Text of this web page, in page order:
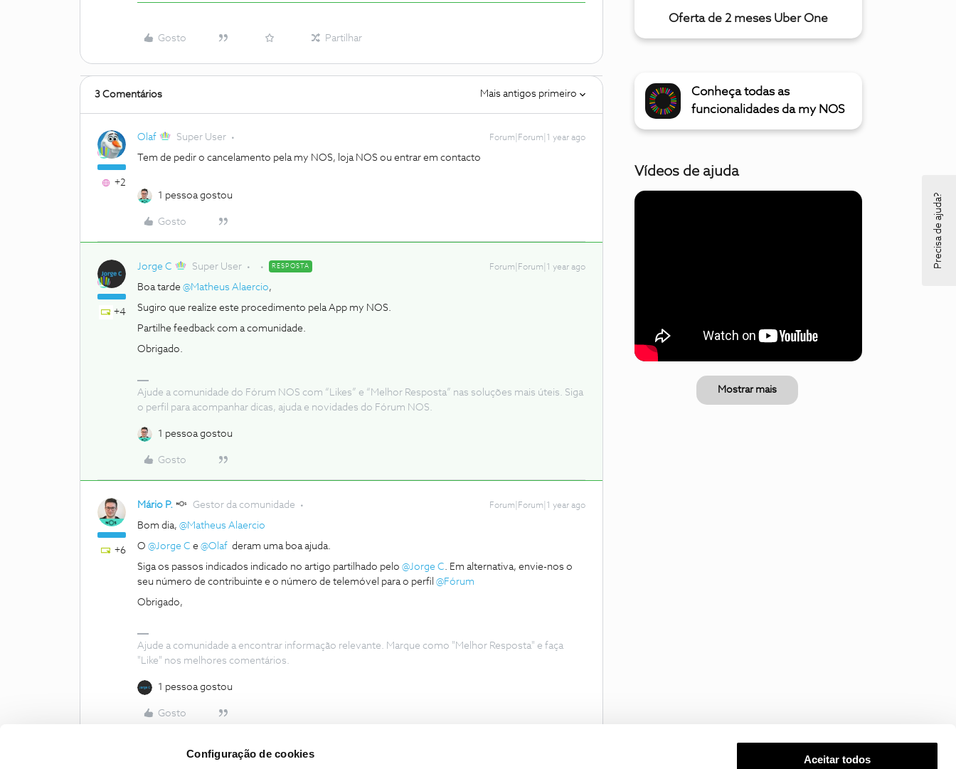
Configuração de cookies Aceitar todos
Gosto Partilhar
3 Comentários Mais antigos primeiro
+2
Olaf Super User Forum|Forum|1 year ago
Tem de pedir o cancelamento pela my NOS, loja NOS ou entrar em contacto
1 pessoa gostou
Gosto
+4
Jorge C Super User RESPOSTA Forum|Forum|1 year ago
Boa tarde @Matheus Alaercio,
Sugiro que realize este procedimento pela App my NOS.
Partilhe feedback com a comunidade.
Obrigado.
Ajude a comunidade do Fórum NOS com “Likes” e “Melhor Resposta” nas soluções mais úteis. Siga
o perfil para acompanhar dicas, ajuda e novidades do Fórum NOS.
1 pessoa gostou
Gosto
+6
Mário P. Gestor da comunidade Forum|Forum|1 year ago
Bom dia, @Matheus Alaercio
O @Jorge C ​​​​​ e @Olaf deram uma boa ajuda.
Siga os passos indicados indicado no artigo partilhado pelo @Jorge C. Em alternativa, envie-nos o
seu número de contribuinte e o número de telemóvel para o perfil @Fórum
Obrigado,
Ajude a comunidade a encontrar informação relevante. Marque como "Melhor Resposta" e faça
"Like" nos melhores comentários.
1 pessoa gostou
Gosto
Oferta de 2 meses Uber One
Conheça todas as
funcionalidades da my NOS
Vídeos de ajuda
Mostrar mais
Precisa de ajuda?